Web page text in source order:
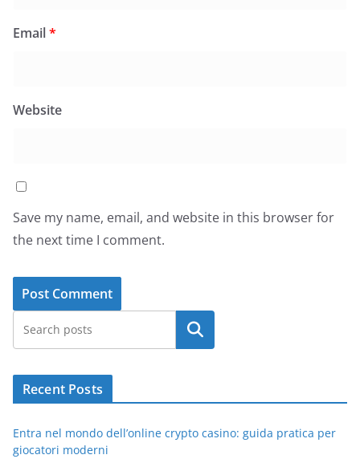
Email*
Website
Save my name, email, and website in this browser for
the next time I comment.
Search
Recent Posts
Entra nel mondo dell’online crypto casino: guida pratica per
giocatori moderni